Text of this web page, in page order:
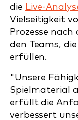
die Live-
Vielseitigkeit
Prozesse
den Teams,
erfüllen.
"Unsere
Spielmaterial
erfüllt die
verbessert